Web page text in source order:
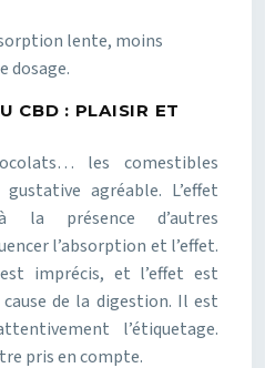
lente, moins
dosage.
CBD : PLAISIR ET
les comestibles
agréable. L’effet
la présence d’autres
l’absorption et l’effet.
imprécis, et l’effet est
de la digestion. Il est
l’étiquetage.
pris en compte.